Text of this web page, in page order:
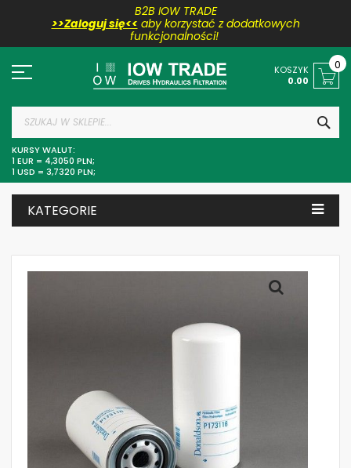
do
treści
B2B IOW TRADE
>>Zaloguj się<< aby korzystać z dodatkowych
funkcjonalności!
KURSY WALUT:
1 EUR = 4,3050 PLN;
1 USD = 3,7320 PLN;
KOSZYK
0.00
0
KATEGORIE